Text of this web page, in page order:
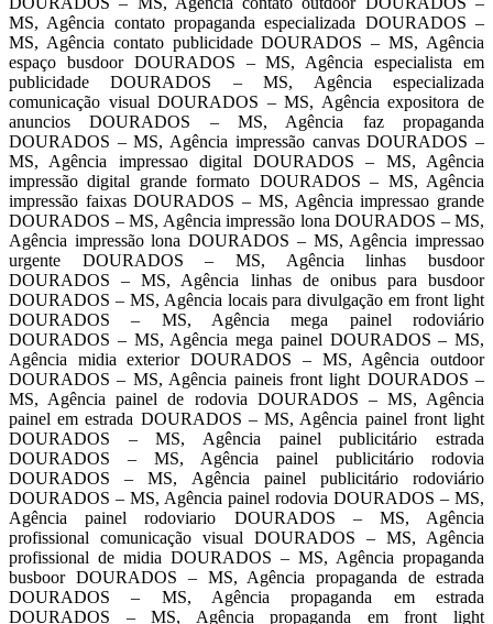
MS, Agência contato propaganda especializada DOURADOS –
MS, Agência contato publicidade DOURADOS – MS, Agência
espaço busdoor DOURADOS – MS, Agência especialista em
publicidade DOURADOS – MS, Agência especializada
comunicação visual DOURADOS – MS, Agência expositora de
anuncios DOURADOS – MS, Agência faz propaganda
DOURADOS – MS, Agência impressão canvas DOURADOS –
MS, Agência impressao digital DOURADOS – MS, Agência
impressão digital grande formato DOURADOS – MS, Agência
impressão faixas DOURADOS – MS, Agência impressao grande
DOURADOS – MS, Agência impressão lona DOURADOS – MS,
Agência impressão lona DOURADOS – MS, Agência impressao
urgente DOURADOS – MS, Agência linhas busdoor
DOURADOS – MS, Agência linhas de onibus para busdoor
DOURADOS – MS, Agência locais para divulgação em front light
DOURADOS – MS, Agência mega painel rodoviário
DOURADOS – MS, Agência mega painel DOURADOS – MS,
Agência midia exterior DOURADOS – MS, Agência outdoor
DOURADOS – MS, Agência paineis front light DOURADOS –
MS, Agência painel de rodovia DOURADOS – MS, Agência
painel em estrada DOURADOS – MS, Agência painel front light
DOURADOS – MS, Agência painel publicitário estrada
DOURADOS – MS, Agência painel publicitário rodovia
DOURADOS – MS, Agência painel publicitário rodoviário
DOURADOS – MS, Agência painel rodovia DOURADOS – MS,
Agência painel rodoviario DOURADOS – MS, Agência
profissional comunicação visual DOURADOS – MS, Agência
profissional de midia DOURADOS – MS, Agência propaganda
busboor DOURADOS – MS, Agência propaganda de estrada
DOURADOS – MS, Agência propaganda em estrada
DOURADOS – MS, Agência propaganda em front light